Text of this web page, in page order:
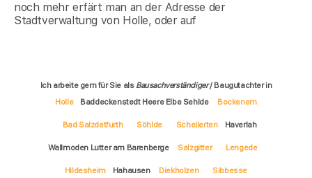
noch mehr erfärt man an der Adresse der
Stadtverwaltung von Holle, oder auf
Ich arbeite gern für Sie als Bausachverständiger/ Baugutachter in
Holle
Baddeckenstedt Heere Elbe Sehlde Bockenem
Bad Salzdetfurth Söhlde Schellerten Haverlah
Wallmoden Lutter am Barenberge Salzgitter Lengede
Hildesheim Hahausen Diekholzen Sibbesse